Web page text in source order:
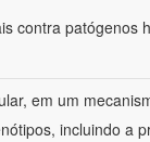
contra patógenos
em um
incluindo a